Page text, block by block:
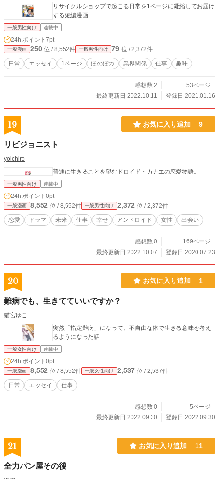
リサイクルショップで起こる日常を1ページに凝縮してお届け
する短編漫画
一般男性向け 連載中
24h.ポイント 7pt
一般漫画 250 位 / 8,552件 一般男性向け 79 位 / 2,372件
日常 エッセイ 1ページ ほのぼの 業界関係 仕事 趣味
感想数 2
53ページ
最終更新日 2022.10.11
登録日 2021.01.16
19 お気に入り追加 9
リビジョニスト
yoichiro
普通に生きることを望むドロイド・カナエの恋愛物語。
一般男性向け 連載中
24h.ポイント 0pt
一般漫画 8,552 位 / 8,552件 一般男性向け 2,372 位 / 2,372件
恋愛 ドラマ 未来 仕事 幸せ アンドロイド 女性 出会い
感想数 0
169ページ
最終更新日 2022.10.07
登録日 2020.07.23
20 お気に入り追加 1
難病でも、生きてていいですか？
猫宮ゆこ
突然「指定難病」になって、不自由な体で生きる意味を考え
るようになった話
一般女性向け 連載中
24h.ポイント 0pt
一般漫画 8,552 位 / 8,552件 一般女性向け 2,537 位 / 2,537件
日常 エッセイ 仕事
感想数 0
5ページ
最終更新日 2022.09.30
登録日 2022.09.30
21 お気に入り追加 11
全力パン屋その後